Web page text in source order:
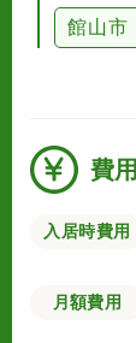
館山市
費用
入居時費用
月額費用